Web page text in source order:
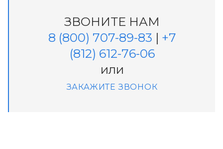
ЗВОНИТЕ НАМ
8 (800) 707-89-83 | +7
(812) 612-76-06
или
ЗАКАЖИТЕ ЗВОНОК